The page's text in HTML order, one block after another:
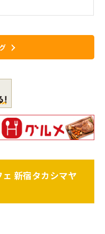
新宿タカシマヤ